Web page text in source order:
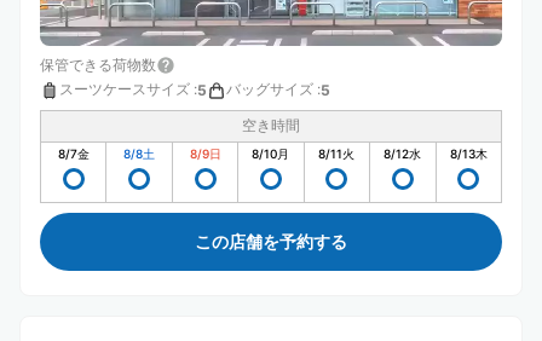
保管できる荷物数
スーツケースサイズ :5 バッグサイズ :5
空き時間
8/7金 8/8土 8/9日 8/10月 8/11火 8/12水 8/13木
この店舗を予約する